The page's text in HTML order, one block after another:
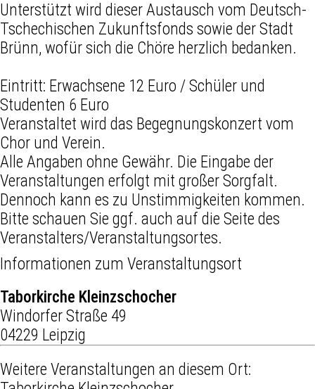
Unterstützt wird dieser Austausch vom Deutsch-
Tschechischen Zukunftsfonds sowie der Stadt
Brünn, wofür sich die Chöre herzlich bedanken.
Eintritt: Erwachsene 12 Euro / Schüler und
Studenten 6 Euro
Veranstaltet wird das Begegnungskonzert vom
Chor und Verein.
Alle Angaben ohne Gewähr. Die Eingabe der
Veranstaltungen erfolgt mit großer Sorgfalt.
Dennoch kann es zu Unstimmigkeiten kommen.
Bitte schauen Sie ggf. auch auf die Seite des
Veranstalters/Veranstaltungsortes.
Informationen zum Veranstaltungsort
Taborkirche Kleinzschocher
Windorfer Straße 49
04229 Leipzig
Weitere Veranstaltungen an diesem Ort: